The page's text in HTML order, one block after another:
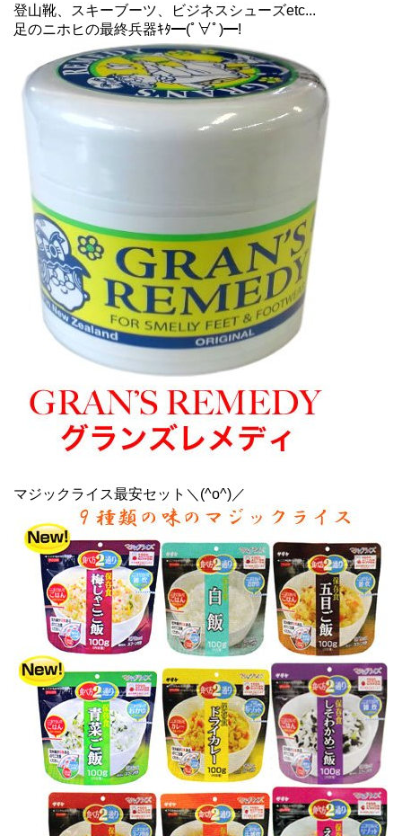
登山靴、スキーブーツ、ビジネスシューズetc...
足のニホヒの最終兵器ｷﾀ━(ﾟ∀ﾟ)━!
マジックライス最安セット＼(^o^)／